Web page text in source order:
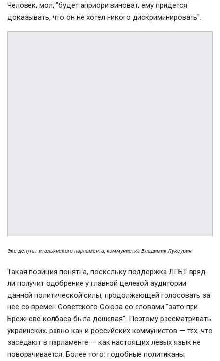
Человек, мол, "будет априори виноват, ему придется
доказывать, что он не хотел никого дискриминировать".
Экс-депутат итальянского парламента, коммунистка Владимир Луксурия
Такая позиция понятна, поскольку поддержка ЛГБТ вряд
ли получит одобрение у главной целевой аудитории
данной политической силы, продолжающей голосовать за
нее со времен Советского Союза со словами "зато при
Брежневе колбаса была дешевая". Поэтому рассматривать
украинских, равно как и российских коммунистов — тех, что
заседают в парламенте — как настоящих левых язык не
поворачивается. Более того: подобные политиканы